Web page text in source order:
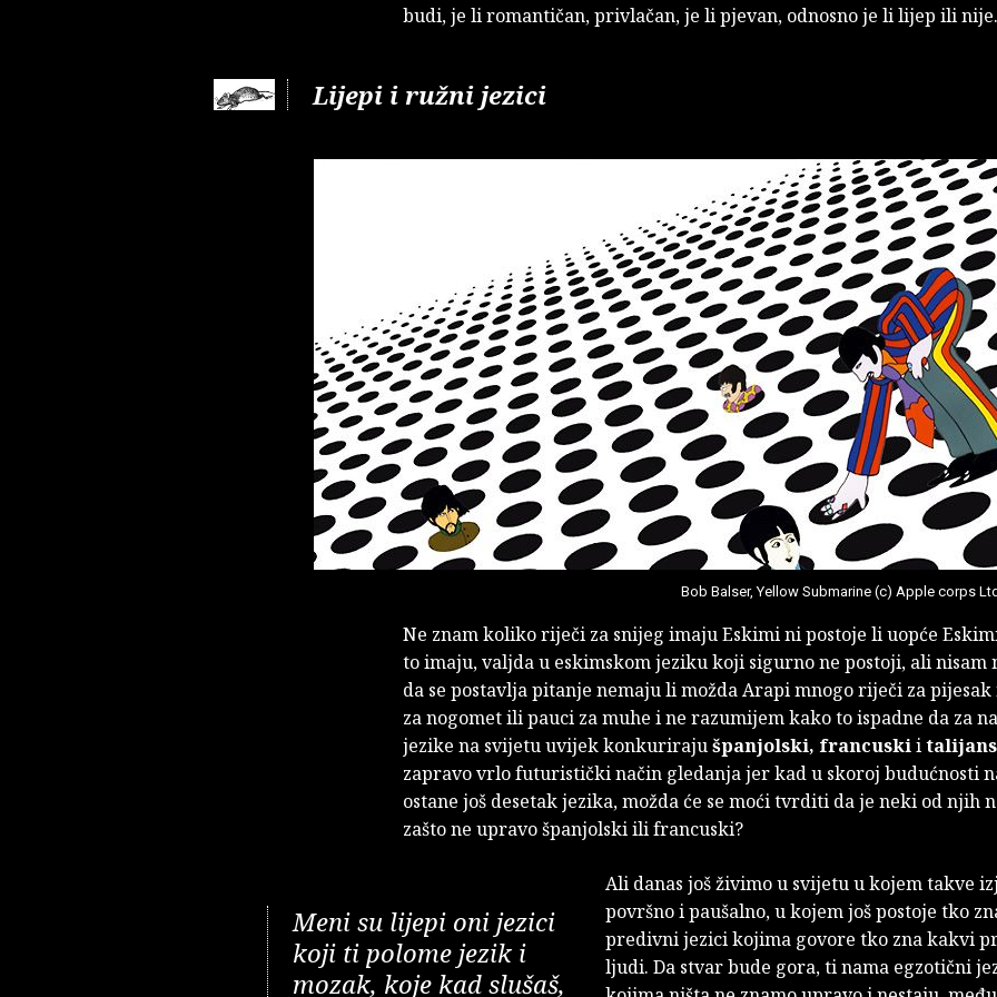
budi, je li romantičan, privlačan, je li pjevan, odnosno je li lijep ili nije.
Lijepi i ružni jezici
Bob Balser, Yellow Submarine (c) Apple corps
Ne znam koliko riječi za snijeg imaju Eskimi ni postoje li uopće
to imaju, valjda u eskimskom jeziku koji sigurno ne postoji, ali nisam
da se postavlja pitanje nemaju li možda Arapi mnogo riječi za
za nogomet ili pauci za muhe i ne razumijem kako to ispadne da za
jezike na svijetu uvijek konkurirajušpanjolski, francuskii
zapravo vrlo futuristički način gledanja jer kad u skoroj budućnosti
ostane još desetak jezika, možda će se moći tvrditi da je neki od njih
zašto ne upravo španjolski ili francuski?
Meni su lijepi oni jezici
koji ti polome jezik i
mozak, koje kad slušaš,
Ali danas još živimo u svijetu u kojem takve
površno i paušalno, u kojem još postoje tko
predivni jezici kojima govore tko zna kakvi
ljudi. Da stvar bude gora, ti nama egzotični